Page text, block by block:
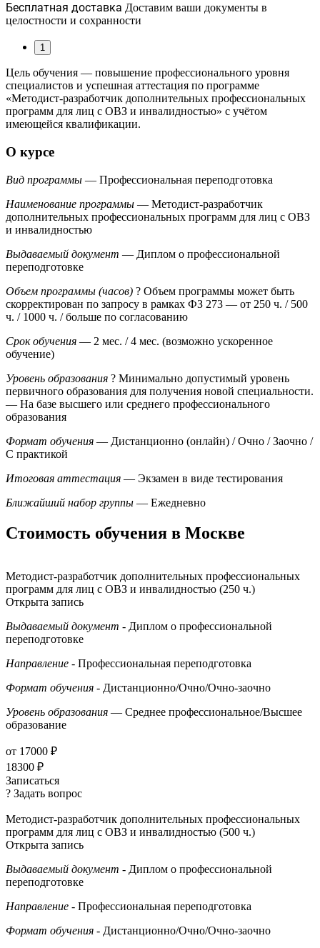
Бесплатная доставка Доставим ваши документы в
целостности и сохранности
1
Цель обучения — повышение профессионального уровня
специалистов и успешная аттестация по программе
«Методист-разработчик дополнительных профессиональных
программ для лиц с ОВЗ и инвалидностью» с учётом
имеющейся квалификации.
О курсе
Вид программы — Профессиональная переподготовка
Наименование программы — Методист-разработчик
дополнительных профессиональных программ для лиц с ОВЗ
и инвалидностью
Выдаваемый документ — Диплом о профессиональной
переподготовке
Объем программы (часов) ? Объем программы может быть
скорректирован по запросу в рамках ФЗ 273 — от 250 ч. / 500
ч. / 1000 ч. / больше по согласованию
Срок обучения — 2 мес. / 4 мес. (возможно ускоренное
обучение)
Уровень образования ? Минимально допустимый уровень
первичного образования для получения новой специальности.
— На базе высшего или среднего профессионального
образования
Формат обучения — Дистанционно (онлайн) / Очно / Заочно /
С практикой
Итоговая аттестация — Экзамен в виде тестирования
Ближайший набор группы — Ежедневно
Стоимость обучения в Москве
Методист-разработчик дополнительных профессиональных
программ для лиц с ОВЗ и инвалидностью (250 ч.)
Открыта запись
Выдаваемый документ - Диплом о профессиональной
переподготовке
Направление - Профессиональная переподготовка
Формат обучения - Дистанционно/Очно/Очно-заочно
Уровень образования — Среднее профессиональное/Высшее
образование
от 17000 ₽
18300 ₽
Записаться
? Задать вопрос
Методист-разработчик дополнительных профессиональных
программ для лиц с ОВЗ и инвалидностью (500 ч.)
Открыта запись
Выдаваемый документ - Диплом о профессиональной
переподготовке
Направление - Профессиональная переподготовка
Формат обучения - Дистанционно/Очно/Очно-заочно